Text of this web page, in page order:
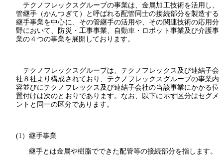
テクノフレックスグループの事業は、金属加工技術を活用し、
管継手（かんつぎて）と呼ばれる配管同士の接続部分を製造する
継手事業を中心に、その管継手の活用や、その関連技術の応用分
野において、防災・工事事業、自動車・ロボット事業及び介護事
業の４つの事業を展開しております。
テクノフレックスグループは、テクノフレックス及び連結子会
社８社より構成されており、テクノフレックスグループの事業内
容並びにテクノフレックス及び連結子会社の当該事業にかかる位
置付けは次のとおりであります。なお、以下に示す区分はセグメ
ントと同一の区分であります。
(1）継手事業
継手とは金属や樹脂でできた配管等の接続部分を指します。